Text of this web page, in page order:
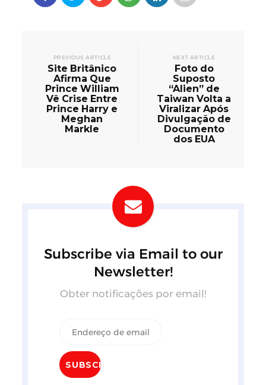
PREVIOUS ARTICLE
Site Britânico
Afirma Que
Prince William
Vê Crise Entre
Prince Harry e
Meghan
Markle
NEXT ARTICLE
Foto do
Suposto
“Alien” de
Taiwan Volta a
Viralizar Após
Divulgação de
Documento
dos EUA
Subscribe via Email to our
Newsletter!
Obter notificações por email!